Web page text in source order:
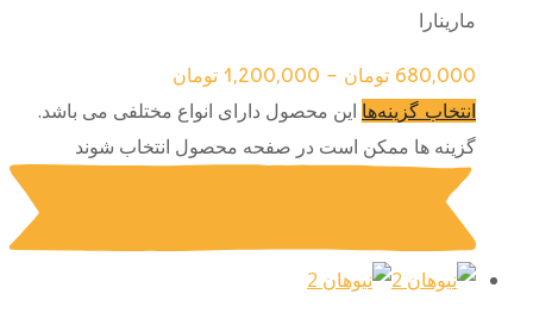
مارینارا
680,000 تومان –
1,200,000 تومان
انتخاب گزینه‌ها این محصول دارای انواع مختلفی می باشد.
گزینه ها ممکن است در صفحه محصول انتخاب شوند